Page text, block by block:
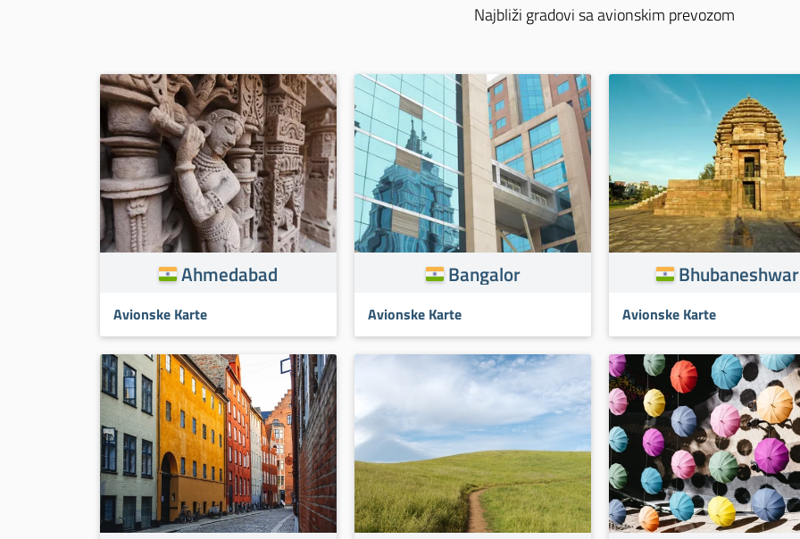
Najbliži gradovi sa avionskim prevozom
Ahmedabad
Avionske Karte
Bangalor
Avionske Karte
Bhubaneshwar
Avionske Karte